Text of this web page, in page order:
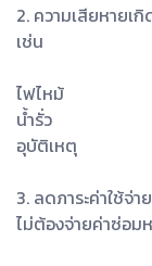
2. ความเสียหายเ
เช่น
ไฟไหม้
น้ำรั่ว
อุบัติเหตุ
3. ลดภาระค่าใช้จ่าย
ไม่ต้องจ่ายค่าซ่อม